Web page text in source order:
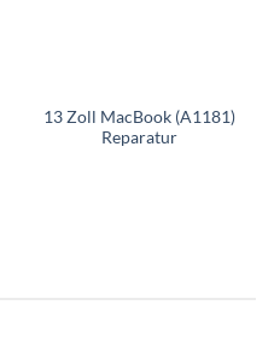
13 Zoll MacBook (A1181)
Reparatur